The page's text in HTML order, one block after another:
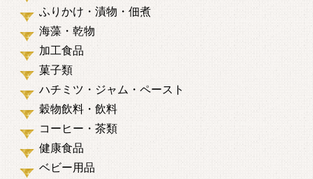
ふりかけ・漬物・佃煮
海藻・乾物
加工食品
菓子類
ハチミツ・ジャム・ペースト
穀物飲料・飲料
コーヒー・茶類
健康食品
ベビー用品